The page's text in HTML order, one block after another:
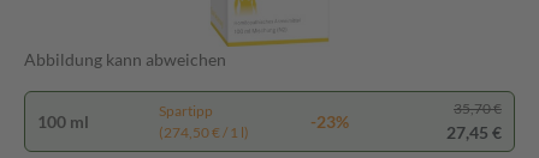
Abbildung kann abweichen
100 ml
Spartipp
(274,50 € / 1 l)
-23%
35,70 €
27,45 €